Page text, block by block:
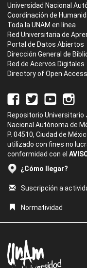
Universidad Nacional
Coordinación de
Toda la UNAM en línea
Red Universitaria de
Portal de Datos Abiertos
Dirección General de
Red de Acervos Digitales
Directory of Open
Repositorio Universitario
Nacional Autónoma de
P. 04510, Ciudad de
utilizado con fines no
conformidad con el
¿Cómo llegar?
Suscripción a
Normatividad